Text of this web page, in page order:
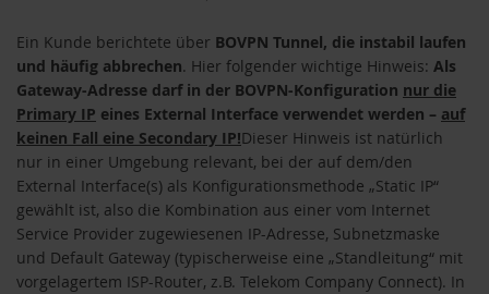
Ein Kunde berichtete über BOVPN Tunnel, die instabil laufen
und häufig abbrechen. Hier folgender wichtige Hinweis: Als
Gateway-Adresse darf in der BOVPN-Konfiguration nur die
Primary IP eines External Interface verwendet werden – auf
keinen Fall eine Secondary IP!Dieser Hinweis ist natürlich
nur in einer Umgebung relevant, bei der auf dem/den
External Interface(s) als Konfigurationsmethode „Static IP“
gewählt ist, also die Kombination aus einer vom Internet
Service Provider zugewiesenen IP-Adresse, Subnetzmaske
und Default Gateway (typischerweise eine „Standleitung“ mit
vorgelagertem ISP-Router, z.B. Telekom Company Connect). In